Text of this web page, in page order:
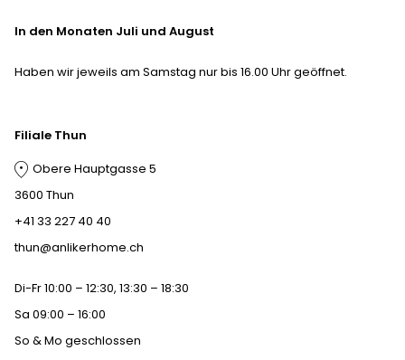
In den Monaten Juli und August
Haben wir jeweils am Samstag nur bis 16.00 Uhr geöffnet.
Filiale Thun
Obere Hauptgasse 5
3600 Thun
+41 33 227 40 40
thun@anlikerhome.ch
Di-Fr 10:00 – 12:30, 13:30 – 18:30
Sa 09:00 – 16:00
So & Mo geschlossen